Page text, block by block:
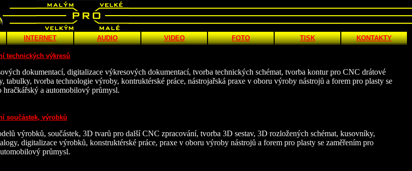
INTERNET AUDIO VIDEO FOTO TISK KONTAKTY
technických výkresů
dokumentací, digitalizace výkresových dokumentací, tvorba technických schémat, tvorba kontur pro CNC drátové
tabulky, tvorba technologie výroby, kontruktérské práce, nástrojařská praxe v oboru výroby nástrojů a forem pro plasty se
hračkářský a automobilový průmysl.
součástek, výrobků
výrobků, součástek, 3D tvarů pro další CNC zpracování, tvorba 3D sestav, 3D rozložených schémat, kusovníky,
digitalizace výrobků, konstruktérské práce, praxe v oboru výroby nástrojů a forem pro plasty se zaměřením pro
průmysl.